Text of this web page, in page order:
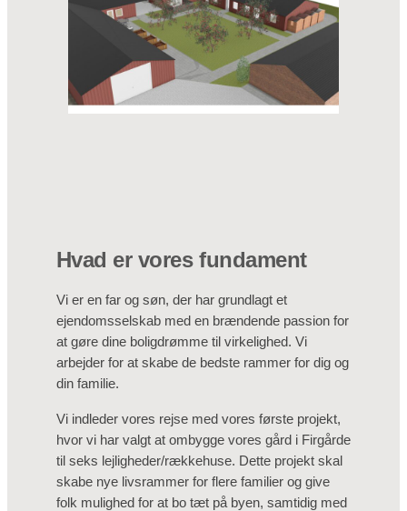
Hvad er vores fundament
Vi er en far og søn, der har grundlagt et
ejendomsselskab med en brændende passion for
at gøre dine boligdrømme til virkelighed. Vi
arbejder for at skabe de bedste rammer for dig og
din familie.
Vi indleder vores rejse med vores første projekt,
hvor vi har valgt at ombygge vores gård i Firgårde
til seks lejligheder/rækkehuse. Dette projekt skal
skabe nye livsrammer for flere familier og give
folk mulighed for at bo tæt på byen, samtidig med